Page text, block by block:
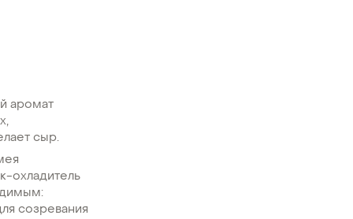
аромат
сыр.
охладитель
созревания